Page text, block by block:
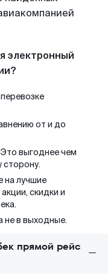
электронный
от и до
выгоднее чем
на лучшие
скидки и
не в выходные.
прямой рейс